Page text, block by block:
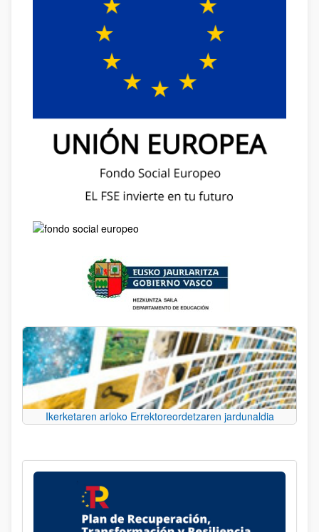
Ikerketaren arloko Errektoreordetzaren jardunaldia